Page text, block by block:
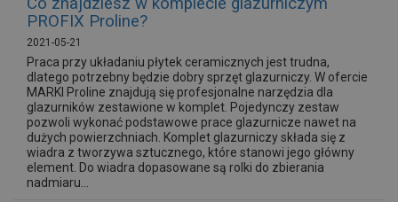
PROFIX Proline?
2021-05-21
Praca przy układaniu płytek ceramicznych jest trudna,
dlatego potrzebny będzie dobry sprzęt glazurniczy. W ofercie
MARKI Proline znajdują się profesjonalne narzędzia dla
glazurników zestawione w komplet. Pojedynczy zestaw
pozwoli wykonać podstawowe prace glazurnicze nawet na
dużych powierzchniach. Komplet glazurniczy składa się z
wiadra z tworzywa sztucznego, które stanowi jego główny
element. Do wiadra dopasowane są rolki do zbierania
nadmiaru...